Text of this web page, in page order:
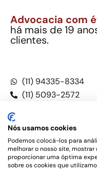
Advocacia com
há mais de 19
clientes.
(11) 94335-8334
(11) 5093-2572
Este site não é um
tampouco oferece
Nós usamos cookies
Podemos colocá-los para
melhorar o nosso site,
proporcionar uma óptima
sobre os cookies que